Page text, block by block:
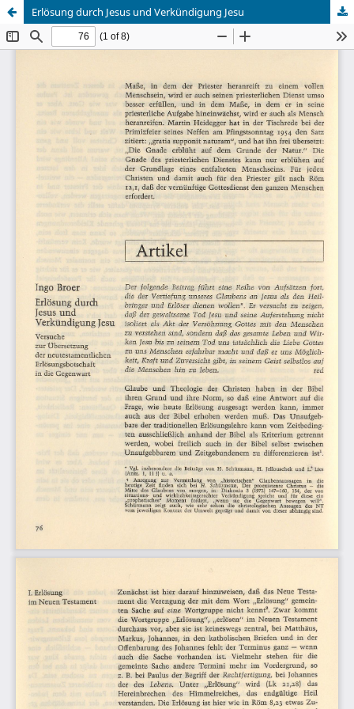
Erlösung durch Jesus und Verkündigung Jesu